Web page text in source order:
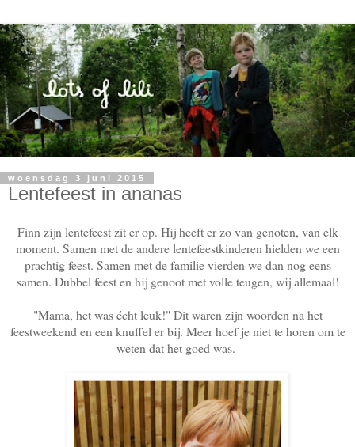
woensdag 3 juni 2015
Lentefeest in ananas
Finn zijn lentefeest zit er op. Hij heeft er zo van genoten, van elk
moment. Samen met de andere lentefeestkinderen hielden we een
prachtig feest. Samen met de familie vierden we dan nog eens
samen. Dubbel feest en hij genoot met volle teugen, wij allemaal!
"Mama, het was écht leuk!" Dit waren zijn woorden na het
feestweekend en een knuffel er bij. Meer hoef je niet te horen om te
weten dat het goed was.